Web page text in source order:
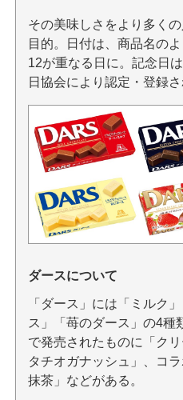
その美味しさをより多く
目的。日付は、商品名の
12が重なる日に。記念日
日協会により認定・登録さ
ダースについて
「ダース」には「ミルク
ス」「苺のダース」の4種
で発売されたものに「ク
タチオガナッシュ」、コ
抹茶」などがある。